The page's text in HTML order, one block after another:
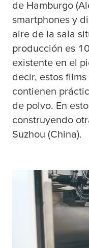
de Hamburgo
smartphones y
aire de la sala
producción es
existente en el
decir, estos
contienen
de polvo. En
construyendo
Suzhou (China).